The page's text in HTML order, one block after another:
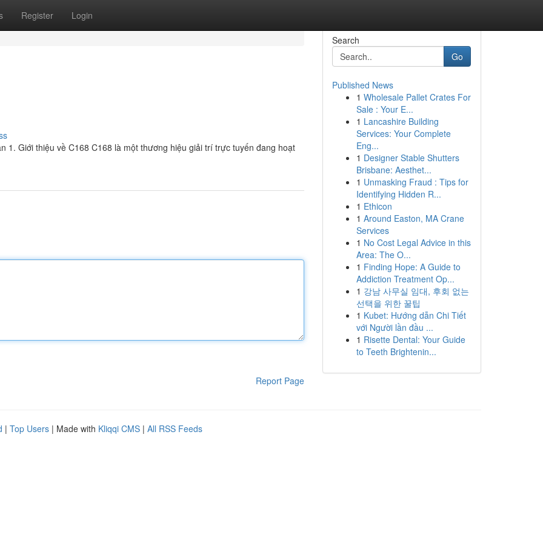
Register Login
1. Giới thiệu về C168 C168 là một thương hiệu giải trí trực tuyến đang hoạt
Report Page
Search
Go
Published News
1 Wholesale Pallet Crates For
Sale : Your E...
1 Lancashire Building
Services: Your Complete
Eng...
1 Designer Stable Shutters
Brisbane: Aesthet...
1 Unmasking Fraud : Tips for
Identifying Hidden R...
1 Ethicon
1 Around Easton, MA Crane
Services
1 No Cost Legal Advice in this
Area: The O...
1 Finding Hope: A Guide to
Addiction Treatment Op...
1 강남 사무실 임대, 후회 없는
선택을 위한 꿀팁
1 Kubet: Hướng dẫn Chi Tiết
với Người lần đầu ...
1 Risette Dental: Your Guide
to Teeth Brightenin...
| Top Users | Made with Kliqqi CMS | All RSS Feeds